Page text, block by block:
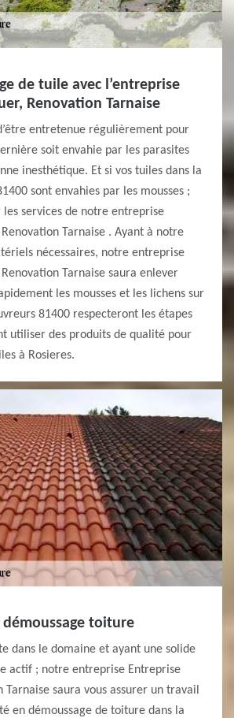
de tuile avec l’entreprise
Renovation Tarnaise
entretenue régulièrement pour
soit envahie par les parasites
inesthétique. Et si vos tuiles dans la
sont envahies par les mousses ;
les services de notre entreprise
Tarnaise . Ayant à notre
nécessaires, notre entreprise
Tarnaise saura enlever
les mousses et les lichens sur
81400 respecteront les étapes
utiliser des produits de qualité pour
à Rosieres.
démoussage toiture
dans le domaine et ayant une solide
actif ; notre entreprise Entreprise
Tarnaise saura vous assurer un travail
en démoussage de toiture dans la